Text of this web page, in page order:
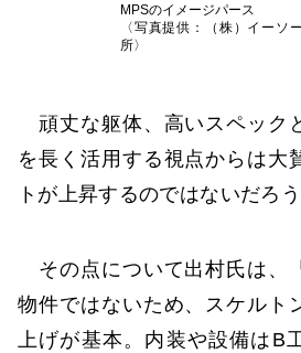
MPSのイメージパース
〈写真提供：（株）イーソ
所〉
頑丈な躯体、高いスペック
を長く活用する視点からは大
トが上昇するのではないだろう
その点について出村氏は、
物件ではないため、スケルト
上げが基本。内装や設備はB